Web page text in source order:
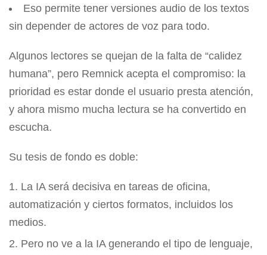
Eso permite tener versiones audio de los textos
sin depender de actores de voz para todo.
Algunos lectores se quejan de la falta de “calidez
humana”, pero Remnick acepta el compromiso: la
prioridad es estar donde el usuario presta atención,
y ahora mismo mucha lectura se ha convertido en
escucha.
Su tesis de fondo es doble:
La IA será decisiva en tareas de oficina,
automatización y ciertos formatos, incluidos los
medios.
Pero no ve a la IA generando el tipo de lenguaje,